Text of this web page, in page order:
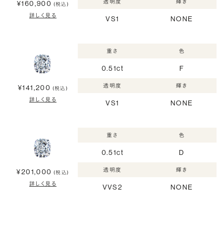
¥160,900 (税込)
詳しく見る
透明度
VS1
輝き
NONE
¥141,200 (税込)
詳しく見る
重さ
0.51ct
色
F
透明度
VS1
輝き
NONE
¥201,000 (税込)
詳しく見る
重さ
0.51ct
色
D
透明度
VVS2
輝き
NONE